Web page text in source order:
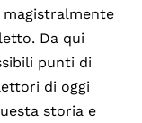
Da qui
punti di
di oggi
storia e